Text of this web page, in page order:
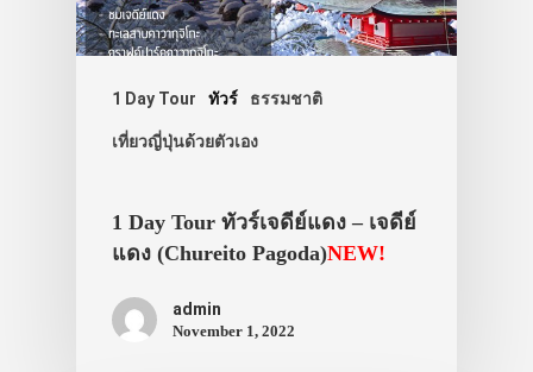
1 Day Tour ทัวร์ ธรรมชาติ
เที่ยวญี่ปุ่นด้วยตัวเอง
1 Day Tour ทัวร์เจดีย์แดง – เจดีย์
แดง (Chureito Pagoda)NEW!
admin
November 1, 2022